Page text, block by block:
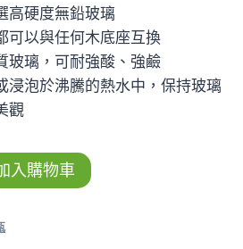
高硬度無鉛玻璃
可以與任何木底座互換
玻璃，可耐強酸、強鹼
浸泡於沸騰的熱水中，保持玻璃
觀
入購物車